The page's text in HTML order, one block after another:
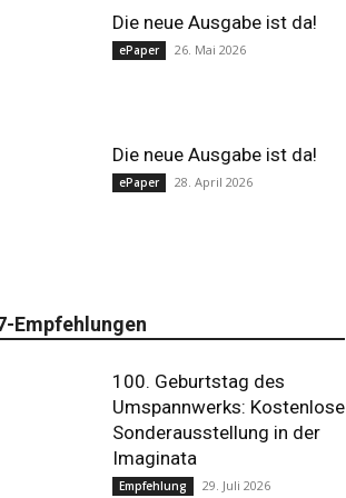
Die neue Ausgabe ist da!
ePaper 26. Mai 2026
Die neue Ausgabe ist da!
ePaper 28. April 2026
Empfehlungen
100. Geburtstag des
Umspannwerks: Kostenlose
Sonderausstellung in der
Imaginata
Empfehlung 29. Juli 2026